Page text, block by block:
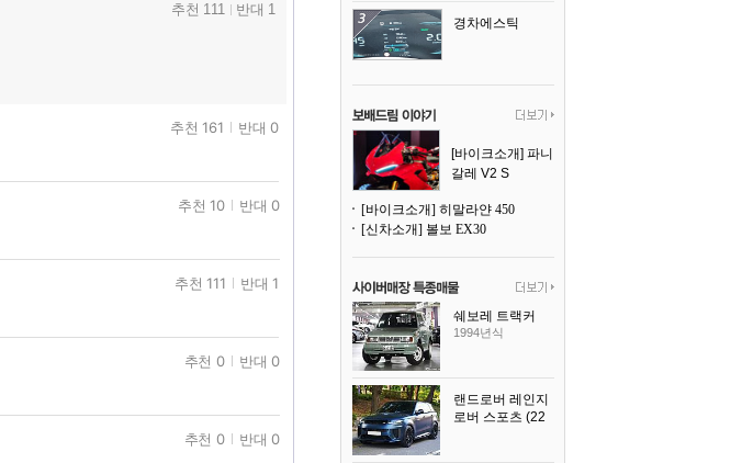
추천 111 반대 1
추천 161 반대 0
추천 10 반대 0
추천 111 반대 1
추천 0 반대 0
추천 0 반대 0
경차에스틱
[바이크소개] 파니
갈레 V2 S
[바이크소개] 히말라얀 450
[신차소개] 볼보 EX30
쉐보레 트랙커
1994년식
랜드로버 레인지
로버 스포츠 (22